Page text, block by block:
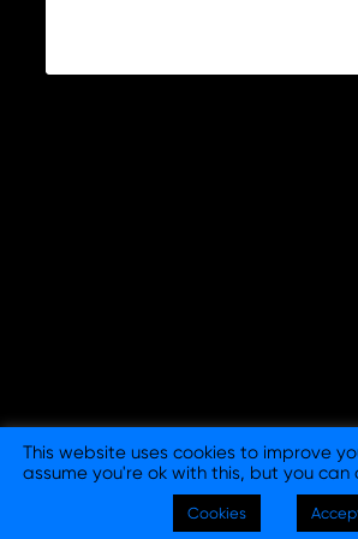
© 2026 Columna Branding -
This website uses cookies to improve
assume you're ok with this, but you
Cookies